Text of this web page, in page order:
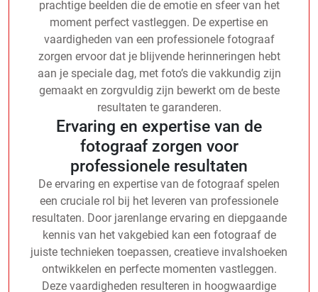
prachtige beelden die de emotie en sfeer van het
moment perfect vastleggen. De expertise en
vaardigheden van een professionele fotograaf
zorgen ervoor dat je blijvende herinneringen hebt
aan je speciale dag, met foto’s die vakkundig zijn
gemaakt en zorgvuldig zijn bewerkt om de beste
resultaten te garanderen.
Ervaring en expertise van de
fotograaf zorgen voor
professionele resultaten
De ervaring en expertise van de fotograaf spelen
een cruciale rol bij het leveren van professionele
resultaten. Door jarenlange ervaring en diepgaande
kennis van het vakgebied kan een fotograaf de
juiste technieken toepassen, creatieve invalshoeken
ontwikkelen en perfecte momenten vastleggen.
Deze vaardigheden resulteren in hoogwaardige